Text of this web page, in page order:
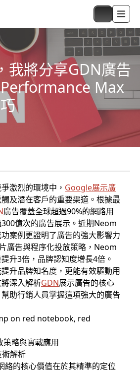
我將分享GDN廣告
Max
激烈的環境中， Google展示廣
及潛在客戶的重要渠道。根據最
廣告覆蓋全球超過90%的網路用
億次的廣告展示。近期Neom
案例更證明了廣告的強大影響力
告與程序化投放策略，Neom
升3倍，品牌認知度增長4倍。
升品牌知名度，更能有效驅動用
深入解析GDN展示廣告的核心
助行銷人員掌握這項強大的廣告
策略與實戰應用
解析
絡的核心價值在於其精準的定位